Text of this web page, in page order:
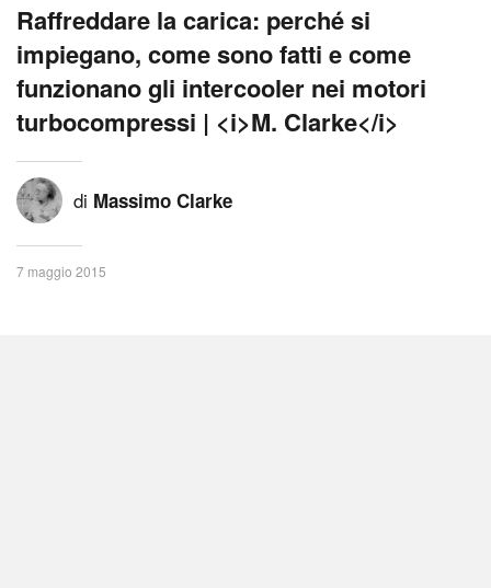
Raffreddare la carica: perché si
impiegano, come sono fatti e come
funzionano gli intercooler nei motori
turbocompressi | <i>M. Clarke</i>
di Massimo Clarke
7 maggio 2015